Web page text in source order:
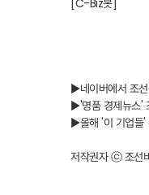
[C-Biz봇]
▶네이버에서 조
▶'명품 경제뉴스'
▶올해 '이 기업들'
저작권자 ⓒ 조선